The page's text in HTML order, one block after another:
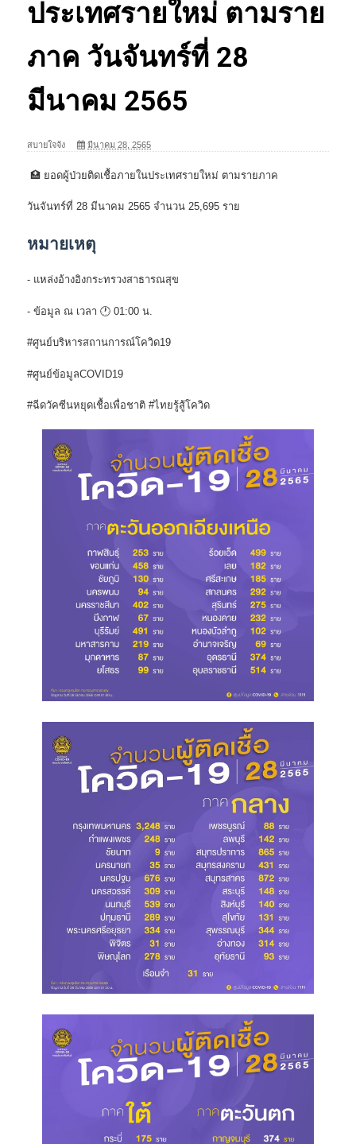
ประเทศรายใหม่ ตามราย
ภาค วันจันทร์ที่ 28
มีนาคม 2565
สบายใจจัง มีนาคม 28, 2565
🏥 ยอดผู้ป่วยติดเชื้อภายในประเทศรายใหม่ ตามรายภาค
วันจันทร์ที่ 28 มีนาคม 2565 จำนวน 25,695 ราย
หมายเหตุ
- แหล่งอ้างอิงกระทรวงสาธารณสุข
- ข้อมูล ณ เวลา 🕐 01:00 น.
#ศูนย์บริหารสถานการณ์โควิด19
#ศูนย์ข้อมูลCOVID19
#ฉีดวัคซีนหยุดเชื้อเพื่อชาติ #ไทยรู้สู้โควิด